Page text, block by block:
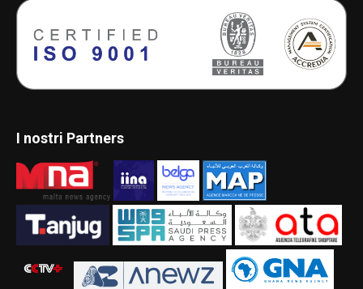
I nostri Partners